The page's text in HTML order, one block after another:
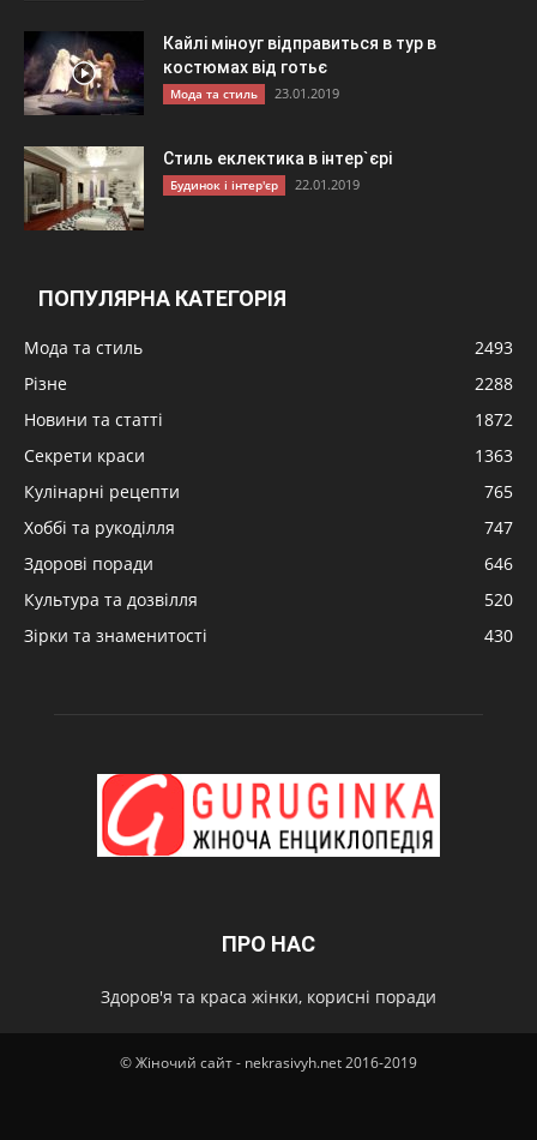
Кайлі міноуг відправиться в тур в
костюмах від готьє
Мода та стиль 23.01.2019
Стиль еклектика в інтер`єрі
Будинок і інтер'єр 22.01.2019
ПОПУЛЯРНА КАТЕГОРІЯ
Мода та стиль
2493
Різне
2288
Новини та статті
1872
Секрети краси
1363
Кулінарні рецепти
765
Хоббі та рукоділля
747
Здорові поради
646
Культура та дозвілля
520
Зірки та знаменитості
430
ПРО НАС
Здоров'я та краса жінки, корисні поради
© Жіночий сайт - nekrasivyh.net 2016-2019